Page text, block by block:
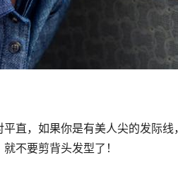
直，如果你是有美人尖的发际
不要剪背头发型了！